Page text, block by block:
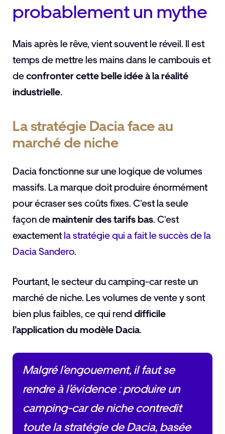
probablement un mythe
Mais après le rêve, vient souvent le réveil. Il est
temps de mettre les mains dans le cambouis et
deconfronter cette belle idée à la réalité
industrielle.
La stratégie Dacia face au
marché de niche
Dacia fonctionne sur une logique de volumes
massifs. La marque doit produire énormément
pour écraser ses coûts fixes. C’est la seule
façon demaintenir des tarifs bas. C’est
exactementla stratégie qui a fait le succès de la
Dacia Sandero.
Pourtant, le secteur du camping-car reste un
marché de niche. Les volumes de vente y sont
bien plus faibles, ce qui rend difficile
l’application du modèle Dacia.
Malgré l’engouement, il faut se
rendre à l’évidence : produire un
camping-car de niche contredit
toute la stratégie de Dacia, basée